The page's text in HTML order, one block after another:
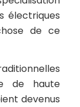
électriques
de ce
de haute
devenus